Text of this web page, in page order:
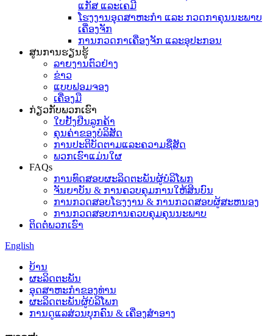
ແກັສ ແລະເຄມີ
ໂຮງງານອຸດສາຫະກຳ ແລະ ກວດກາຄຸນນະພາບ
ເຄື່ອງຈັກ
ການກວດກາເຄື່ອງຈັກ ແລະອຸປະກອນ
ສູນການຮຽນຮູ້
ລາຍງານຕົວຢ່າງ
ຂ່າວ
ແບບຟອມຈອງ
ເຄື່ອງມື
ກ່ຽວກັບພວກເຮົາ
ໃບຢັ້ງຢືນລູກຄ້າ
ຄຸນຄ່າຂອງບໍລິສັດ
ການປະຕິບັດຕາມແລະຄວາມຊື່ສັດ
ພວກເຮົາແມ່ນໃຜ
FAQs
ການທົດສອບຜະລິດຕະພັນຜູ້ບໍລິໂພກ
ຈັນຍາບັນ & ການຄວບຄຸມການໃຫ້ສິນບົນ
ການກວດສອບໂຮງງານ & ການກວດສອບຜູ້ສະຫນອງ
ການກວດສອບການຄວບຄຸມຄຸນນະພາບ
ຕິດຕໍ່ພວກເຮົາ
English
ບ້ານ
ຜະລິດຕະພັນ
ອຸດ​ສາ​ຫະ​ກໍາ​ຂອງ​ທ່ານ​
ຜະລິດຕະພັນຜູ້ບໍລິໂພກ
ການດູແລສ່ວນບຸກຄົນ & ເຄື່ອງສໍາອາງ